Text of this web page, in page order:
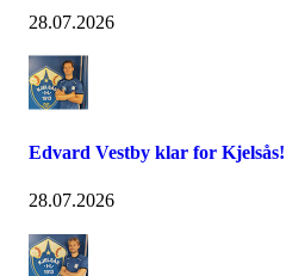
28.07.2026
Edvard Vestby klar for Kjelsås!
28.07.2026